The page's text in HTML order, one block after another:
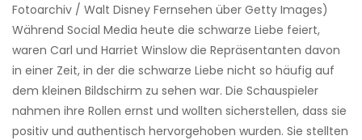
Fotoarchiv / Walt Disney Fernsehen über Getty Images)
Während Social Media heute die schwarze Liebe feiert,
waren Carl und Harriet Winslow die Repräsentanten davon
in einer Zeit, in der die schwarze Liebe nicht so häufig auf
dem kleinen Bildschirm zu sehen war. Die Schauspieler
nahmen ihre Rollen ernst und wollten sicherstellen, dass sie
positiv und authentisch hervorgehoben wurden. Sie stellten